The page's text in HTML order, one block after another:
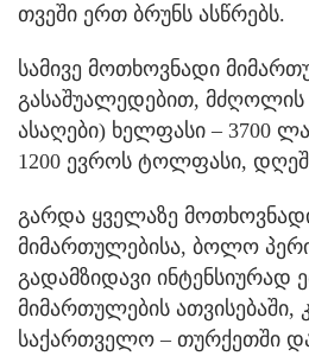
თვეში ერთ ბრუნს ასწრებს.
სამივე მოთხოვნადი
გასაშუალედებით,
ასაღები) ხელფასი – 3700
1200 ევროს ტოლფასი,
გარდა ყველაზე
მიმართულებისა, ბოლო
გადამზიდავი ინტენსიურად
მიმართულების ათვისებაში,
საქართველო – თურქეთში